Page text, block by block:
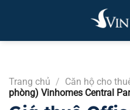
Trang chủ / Căn hộ cho
phòng) Vinhomes Central